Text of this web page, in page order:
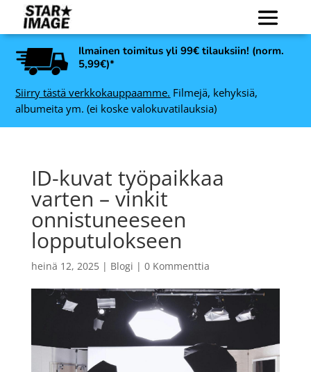
Ilmainen toimitus yli 99€ tilauksiin! (norm.
5,99€)*
Siirry tästä verkkokauppaamme. Filmejä, kehyksiä,
albumeita ym. (ei koske valokuvatilauksia)
ID-kuvat työpaikkaa
varten – vinkit
onnistuneeseen
lopputulokseen
heinä 12, 2025| Blogi | 0 Kommenttia
Agfaphoto Color 400 135,
24 Kuvaa
11,90€